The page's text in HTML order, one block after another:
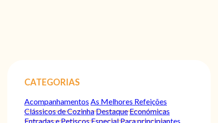
CATEGORIAS
Acompanhamentos As Melhores Refeições
Clássicos de CozinhaDestaqueEconómicas
Entradas e PetiscosEspecialPara principiantes